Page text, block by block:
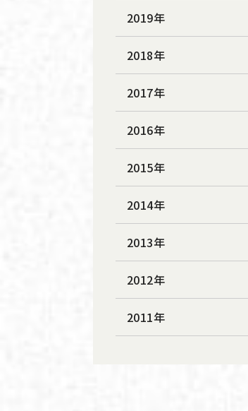
2019年
2018年
2017年
2016年
2015年
2014年
2013年
2012年
2011年